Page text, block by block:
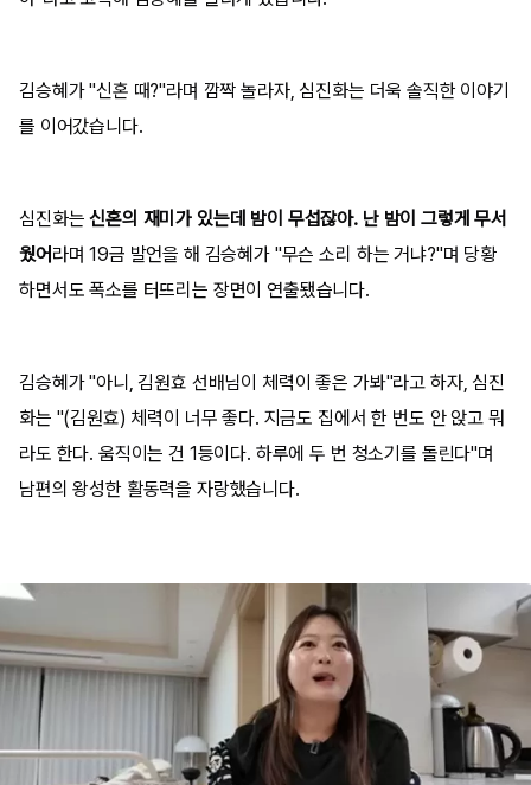
김승혜가 "신혼 때?"라며 깜짝 놀라자, 심진화는 더욱 솔직한 이야기
를 이어갔습니다.
심진화는신혼의 재미가 있는데 밤이 무섭잖아. 난 밤이 그렇게 무서
웠어 라며 19금 발언을 해 김승혜가 "무슨 소리 하는 거냐?"며 당황
하면서도 폭소를 터뜨리는 장면이 연출됐습니다.
김승혜가 "아니, 김원효 선배님이 체력이 좋은 가봐"라고 하자, 심진
화는 "(김원효) 체력이 너무 좋다. 지금도 집에서 한 번도 안 앉고 뭐
라도 한다. 움직이는 건 1등이다. 하루에 두 번 청소기를 돌린다"며
남편의 왕성한 활동력을 자랑했습니다.